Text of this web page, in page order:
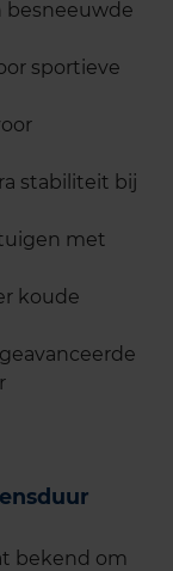
besneeuwde
sportieve
stabiliteit bij
met
koude
bekend om